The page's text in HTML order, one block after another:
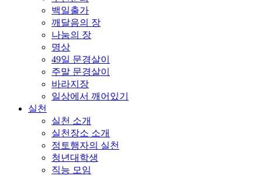
백일출가
깨달음의 장
나눔의 장
명상
49일 문경살이
주말 문경살이
바라지장
일상에서 깨어있기
실천
실천 소개
실천장소 소개
정토행자의 실천
청년대학생
직능 모임